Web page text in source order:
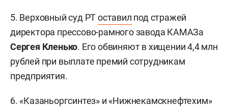
5. Верховный суд РТоставил под стражей
директора прессово-рамного завода КАМАЗа
Сергея Кленько. Его обвиняют в хищении 4,4 млн
рублей при выплате премий сотрудникам
предприятия.
6. «Казаньоргсинтез» и «Нижнекамскнефтехим»